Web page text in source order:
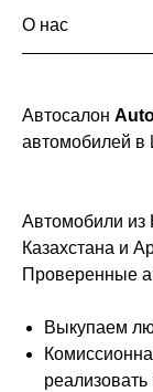
О нас
Автосалон
автомобилей в
Автомобили
Казахстана и
Проверенные
Выкупаем